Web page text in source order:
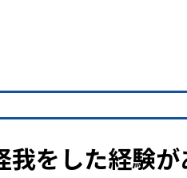
をした経験が